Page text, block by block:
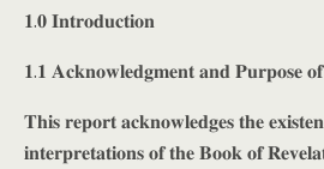
𝟏.𝟎 𝐈𝐧𝐭𝐫𝐨𝐝𝐮𝐜𝐭𝐢𝐨𝐧
𝟏.𝟏 𝐀𝐜𝐤𝐧𝐨𝐰𝐥𝐞𝐝𝐠𝐦𝐞𝐧𝐭 𝐚𝐧𝐝 𝐏𝐮𝐫𝐩𝐨𝐬𝐞
𝐓𝐡𝐢𝐬 𝐫𝐞𝐩𝐨𝐫𝐭 𝐚𝐜𝐤𝐧𝐨𝐰𝐥𝐞𝐝𝐠𝐞𝐬 𝐭𝐡𝐞
𝐢𝐧𝐭𝐞𝐫𝐩𝐫𝐞𝐭𝐚𝐭𝐢𝐨𝐧𝐬 𝐨𝐟 𝐭𝐡𝐞 𝐁𝐨𝐨𝐤 𝐨𝐟